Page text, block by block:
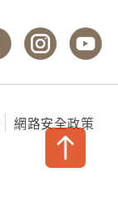
國立臺灣歷史博
國立臺灣
網路安全政策